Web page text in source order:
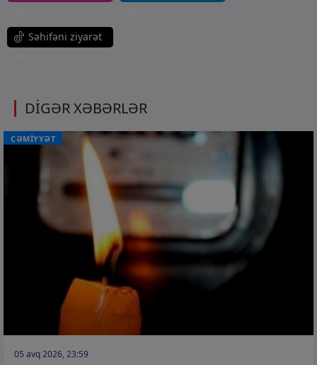
Səhifəni ziyarət
DİGƏR XƏBƏRLƏR
CƏMİYYƏT
05 avq 2026, 23:59